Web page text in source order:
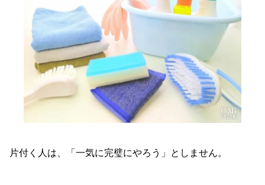
片付く人は、「一気に完璧にやろう」としません。